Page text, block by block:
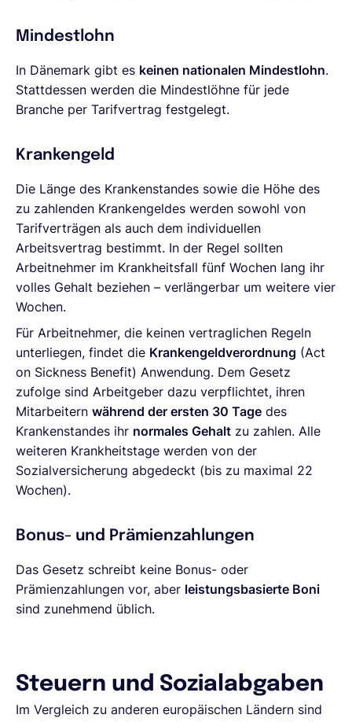
Mindestlohn
In Dänemark gibt es keinen nationalen Mindestlohn.
Stattdessen werden die Mindestlöhne für jede
Branche per Tarifvertrag festgelegt.
Krankengeld
Die Länge des Krankenstandes sowie die Höhe des
zu zahlenden Krankengeldes werden sowohl von
Tarifverträgen als auch dem individuellen
Arbeitsvertrag bestimmt. In der Regel sollten
Arbeitnehmer im Krankheitsfall fünf Wochen lang ihr
volles Gehalt beziehen – verlängerbar um weitere vier
Wochen.
Für Arbeitnehmer, die keinen vertraglichen Regeln
unterliegen, findet die Krankengeldverordnung (Act
on Sickness Benefit) Anwendung. Dem Gesetz
zufolge sind Arbeitgeber dazu verpflichtet, ihren
Mitarbeitern während der ersten 30 Tage des
Krankenstandes ihr normales Gehalt zu zahlen. Alle
weiteren Krankheitstage werden von der
Sozialversicherung abgedeckt (bis zu maximal 22
Wochen).
Bonus- und Prämienzahlungen
Das Gesetz schreibt keine Bonus- oder
Prämienzahlungen vor, aber leistungsbasierte Boni
sind zunehmend üblich.
Steuern und Sozialabgaben
Im Vergleich zu anderen europäischen Ländern sind